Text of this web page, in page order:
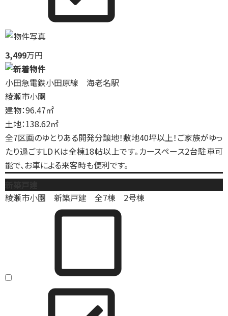
3,499万円
小田急電鉄小田原線 海老名駅
綾瀬市小園
建物：96.47㎡
土地：138.62㎡
全7区画のゆとりある開発分譲地！敷地40坪以上！ご家族がゆっ
たり過ごすLDＫは全棟18帖以上です。カースペース2台駐車可
能で、お車による来客時も便利です。
綾瀬市小園 新築戸建 全7棟 2号棟